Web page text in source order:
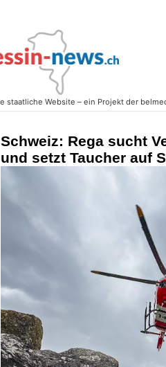
Schweiz: Rega sucht
und setzt Taucher auf